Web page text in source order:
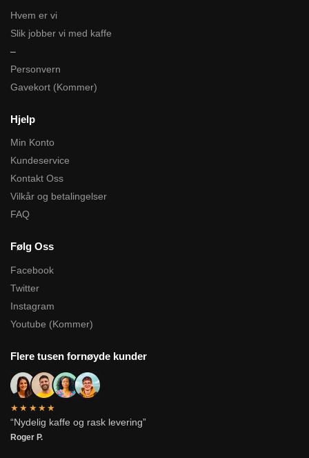
Hvem er vi
Slik jobber vi med kaffe
–
Personvern
Gavekort (Kommer)
Hjelp
Min Konto
Kundeservice
Kontakt Oss
Vilkår og betalingelser
FAQ
Følg Oss
Facebook
Twitter
Instagram
Youtube (Kommer)
Flere tusen fornøyde kunder
★★★★★
“Nydelig kaffe og rask levering”
Roger P.